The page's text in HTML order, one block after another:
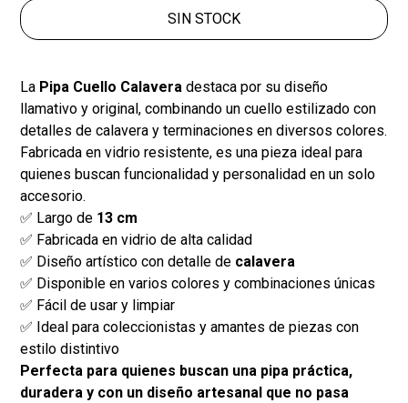
SIN STOCK
La Pipa Cuello Calavera destaca por su diseño
llamativo y original, combinando un cuello estilizado con
detalles de calavera y terminaciones en diversos colores.
Fabricada en vidrio resistente, es una pieza ideal para
quienes buscan funcionalidad y personalidad en un solo
accesorio.
✅ Largo de 13 cm
✅ Fabricada en vidrio de alta calidad
✅ Diseño artístico con detalle de calavera
✅ Disponible en varios colores y combinaciones únicas
✅ Fácil de usar y limpiar
✅ Ideal para coleccionistas y amantes de piezas con
estilo distintivo
Perfecta para quienes buscan una pipa práctica,
duradera y con un diseño artesanal que no pasa